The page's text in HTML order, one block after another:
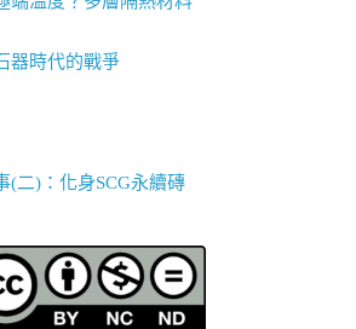
器時代的戰爭
(二)：化身SCG永續磚